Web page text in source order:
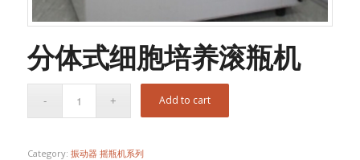
分体式细胞培养滚瓶机
Add to cart
Category: 振动器 摇瓶机系列